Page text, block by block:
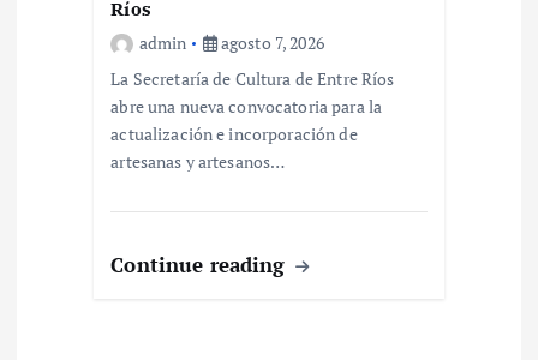
Ríos
admin
agosto 7, 2026
La Secretaría de Cultura de Entre Ríos
abre una nueva convocatoria para la
actualización e incorporación de
artesanas y artesanos…
Continue reading